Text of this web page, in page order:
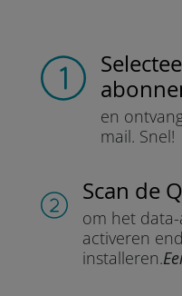
en
mail. Snel!
Scan de
om het
activeren en
installeren.